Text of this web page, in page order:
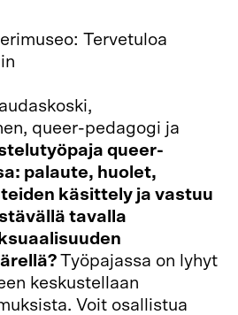
Tervetuloa
queer-pedagogi ja
queer-
palaute, huolet,
käsittely ja vastuu
tavalla
Työpajassa on lyhyt
keskustellaan
Voit osallistua